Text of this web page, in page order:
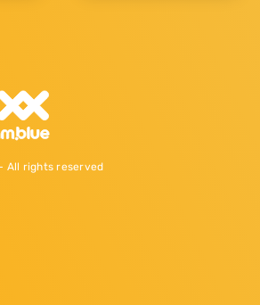
All rights reserved